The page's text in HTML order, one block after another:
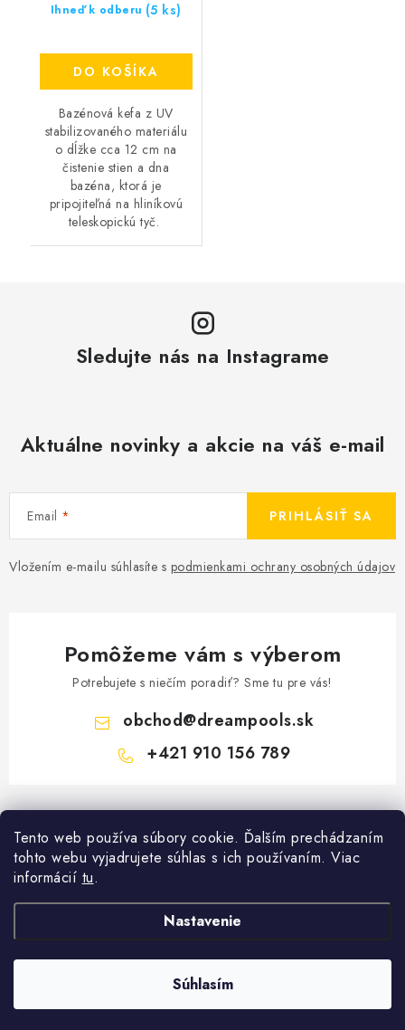
Tento web používa súbory cookie. Ďalším prechádzaním
tohto webu vyjadrujete súhlas s ich používaním. Viac
informácií tu.
Nastavenie
Súhlasím
Ihneď k odberu (5 ks)
DO KOŠÍKA
Bazénová kefa z UV
stabilizovaného materiálu
o dĺžke cca 12 cm na
čistenie stien a dna
bazéna, ktorá je
pripojiteľná na hliníkovú
teleskopickú tyč.
Sledujte nás na Instagrame
Aktuálne novinky a akcie na váš e-mail
Email
Vložením e-mailu súhlasíte s podmienkami ochrany osobných údajov
PRIHLÁSIŤ SA
Pomôžeme vám s výberom
Potrebujete s niečím poradiť? Sme tu pre vás!
obchod@dreampools.sk
+421 910 156 789
Z
á
Informácie pre vás
Všeobecné obchodné podmienky
Reklamačný poriadok
Ochrana osobných údajov
FORMULÁRE - Odstúpenie od zmluvy / reklamácia
Ako nakupovať
Facebook
E-mail
Dreampools.sk. Všetky práva vyhradené.